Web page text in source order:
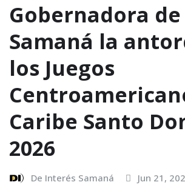
Gobernadora de
Samaná la
los Juegos
Caribe Santo
2026
De Interés Samaná Jun 21,